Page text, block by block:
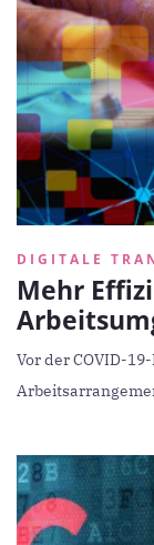
DIGITALE
Mehr
Vor der COVID-